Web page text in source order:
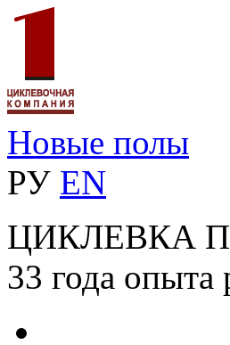
Новые полы
РУ EN
ЦИКЛЕВКА
33 года опыта